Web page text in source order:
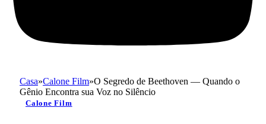
Casa»Calone Film»O Segredo de Beethoven — Quando o
Gênio Encontra sua Voz no Silêncio
Calone Film